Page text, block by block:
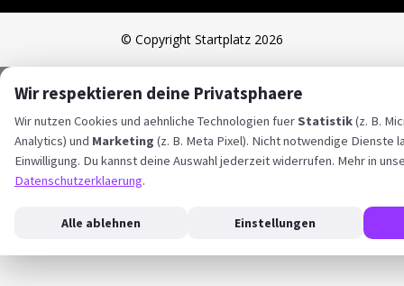
© Copyright Startplatz 2026
Wir respektieren deine Privatsphaere
Wir nutzen Cookies und aehnliche Technologien fuerStatistik(z. B.
Analytics) und Marketing (z. B. Meta Pixel). Nicht notwendige Dienste
Einwilligung. Du kannst deine Auswahl jederzeit widerrufen. Mehr in
Datenschutzerklaerung.
Alle ablehnen Einstellungen